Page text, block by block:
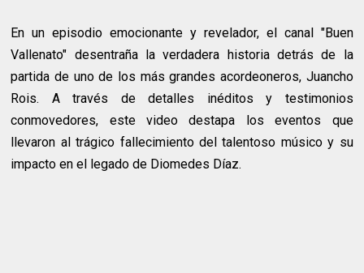
En un episodio emocionante y revelador, el canal "Buen
Vallenato" desentraña la verdadera historia detrás de la
partida de uno de los más grandes acordeoneros, Juancho
Rois. A través de detalles inéditos y testimonios
conmovedores, este video destapa los eventos que
llevaron al trágico fallecimiento del talentoso músico y su
impacto en el legado de Diomedes Díaz.